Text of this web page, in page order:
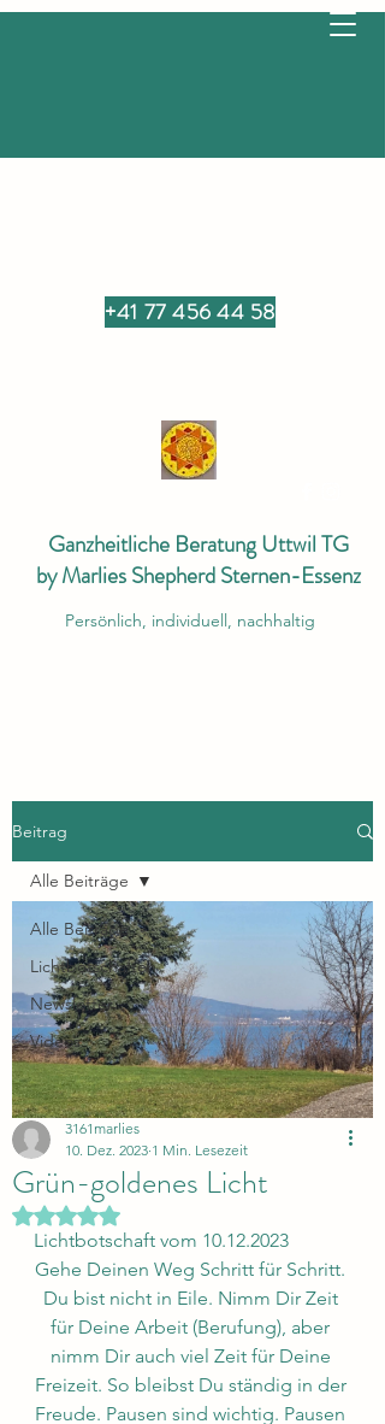
Ganzheitliche Beratung Uttwil TG
by Marlies Shepherd Sternen-Essenz
Persönlich, individuell, nachhaltig
+41 77 456 44 58
Beitrag
Alle Beiträge
Lichtbotschaften
Newsletter
Videos
Alle Beiträge
Grün-goldenes Licht
3161marlies
10. Dez. 2023 1 Min. Lesezeit
Mit NaN von 5 Sternen bewertet.
Lichtbotschaft vom 10.12.2023
Gehe Deinen Weg Schritt für Schritt.
Du bist nicht in Eile. Nimm Dir Zeit
für Deine Arbeit (Berufung), aber
nimm Dir auch viel Zeit für Deine
Freizeit. So bleibst Du ständig in der
Freude. Pausen sind wichtig. Pausen